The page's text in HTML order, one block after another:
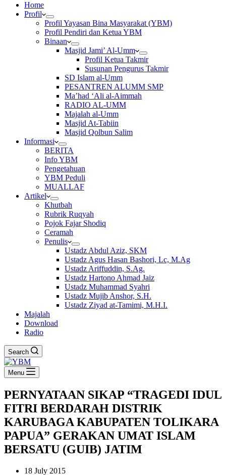
Home
Profil
Profil Yayasan Bina Masyarakat (YBM)
Profil Pendiri dan Ketua YBM
Binaan
Masjid Jami’ Al-Umm
Profil Ketua Takmir
Susunan Pengurus Takmir
SD Islam al-Umm
PESANTREN ALUMM SMP
Ma’had ‘Ali al-Aimmah
RADIO AL-UMM
Majalah al-Umm
Masjid At-Tabiin
Masjid Qolbun Salim
Informasi
BERITA
Info YBM
Pengetahuan
YBM Peduli
MUALLAF
Artikel
Khutbah
Rubrik Ruqyah
Pojok Fajar Shodiq
Ceramah
Penulis
Ustadz Abdul Aziz, SKM
Ustadz Agus Hasan Bashori, Lc, M.Ag
Ustadz Ariffuddin, S.Ag.
Ustadz Hartono Ahmad Jaiz
Ustadz Muhammad Syahri
Ustadz Mujib Anshor, S.H.
Ustadz Ziyad at-Tamimi, M.H.I.
Majalah
Download
Radio
Search
Menu
PERNYATAAN SIKAP “TRAGEDI IDUL
FITRI BERDARAH DISTRIK
KARUBAGA KABUPATEN TOLIKARA
PAPUA” GERAKAN UMAT ISLAM
BERSATU (GUIB) JATIM
18 July 2015